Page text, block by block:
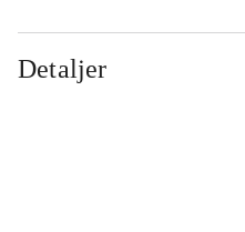
Detaljer